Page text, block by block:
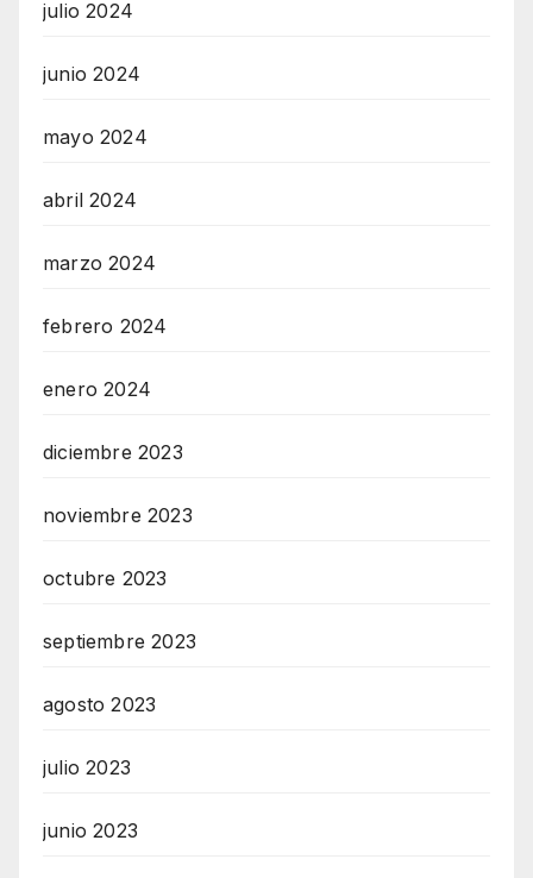
julio 2024
junio 2024
mayo 2024
abril 2024
marzo 2024
febrero 2024
enero 2024
diciembre 2023
noviembre 2023
octubre 2023
septiembre 2023
agosto 2023
julio 2023
junio 2023